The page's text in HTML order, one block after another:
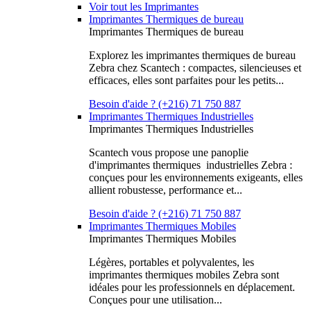
Voir tout les Imprimantes
Imprimantes Thermiques de bureau
Imprimantes Thermiques de bureau
Explorez les imprimantes thermiques de bureau
Zebra chez Scantech : compactes, silencieuses et
efficaces, elles sont parfaites pour les petits...
Besoin d'aide ? (+216) 71 750 887
Imprimantes Thermiques Industrielles
Imprimantes Thermiques Industrielles
Scantech vous propose une panoplie
d'imprimantes thermiques industrielles Zebra :
conçues pour les environnements exigeants, elles
allient robustesse, performance et...
Besoin d'aide ? (+216) 71 750 887
Imprimantes Thermiques Mobiles
Imprimantes Thermiques Mobiles
Légères, portables et polyvalentes, les
imprimantes thermiques mobiles Zebra sont
idéales pour les professionnels en déplacement.
Conçues pour une utilisation...